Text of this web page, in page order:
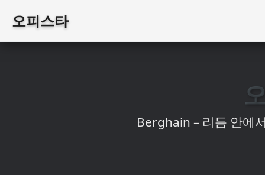
오피스타
Berghain – 리듬 안에